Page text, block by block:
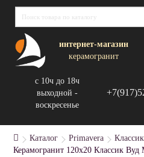
интернет-магазин
керамогранит
с 10ч до 18ч
выходной -
воскресенье
Каталог Primavera
Керамогранит 120x20 Классик